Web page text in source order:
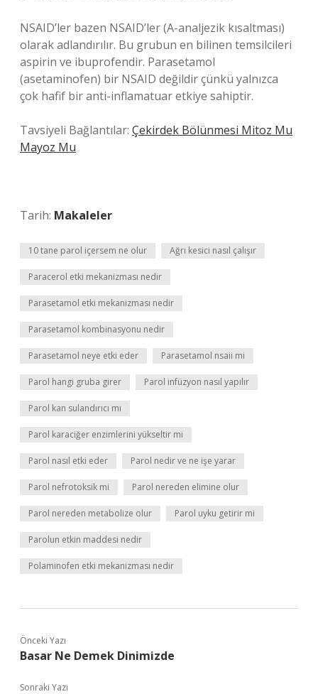
NSAID’ler bazen NSAID’ler (A-analjezik kısaltması)
olarak adlandırılır. Bu grubun en bilinen temsilcileri
aspirin ve ibuprofendir. Parasetamol
(asetaminofen) bir NSAID değildir çünkü yalnızca
çok hafif bir anti-inflamatuar etkiye sahiptir.
Tavsiyeli Bağlantılar: Çekirdek Bölünmesi Mitoz Mu
Mayoz Mu
Tarih: Makaleler
10 tane parol içersem ne olur Ağrı kesici nasıl çalışır
Paracerol etki mekanizması nedir
Parasetamol etki mekanizması nedir
Parasetamol kombinasyonu nedir
Parasetamol neye etki eder Parasetamol nsaii mi
Parol hangi gruba girer Parol infüzyon nasıl yapılır
Parol kan sulandırıcı mı
Parol karaciğer enzimlerini yükseltir mi
Parol nasıl etki eder Parol nedir ve ne işe yarar
Parol nefrotoksik mi Parol nereden elimine olur
Parol nereden metabolize olur Parol uyku getirir mi
Parolun etkin maddesi nedir
Polaminofen etki mekanizması nedir
Önceki Yazı
Basar Ne Demek Dinimizde
Sonraki Yazı